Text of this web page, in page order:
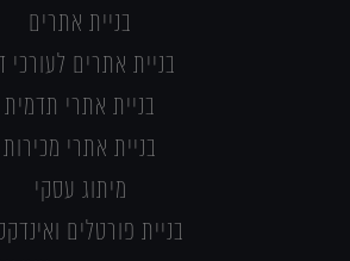
בניית אתרים
בניית אתרים לעורכי
בניית אתרי תדמית
בניית אתרי מכירות
מיתוג עסקי
בניית פורטלים